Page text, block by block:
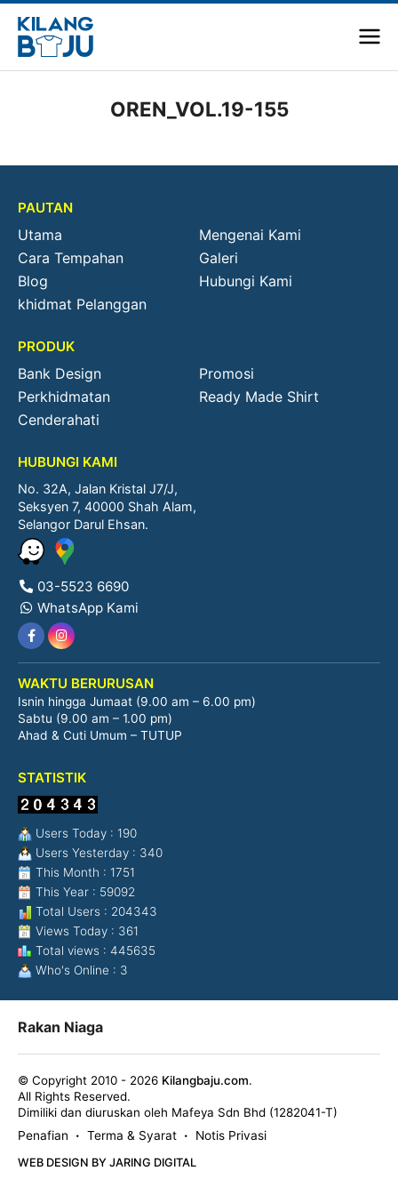
OREN_VOL.19-155
PAUTAN
Utama
Mengenai Kami
Cara Tempahan
Galeri
Blog
Hubungi Kami
khidmat Pelanggan
PRODUK
Bank Design
Promosi
Perkhidmatan
Ready Made Shirt
Cenderahati
HUBUNGI KAMI
No. 32A, Jalan Kristal J7/J,
Seksyen 7, 40000 Shah Alam,
Selangor Darul Ehsan.
03-5523 6690
WhatsApp Kami
WAKTU BERURUSAN
Isnin hingga Jumaat (9.00 am – 6.00 pm)
Sabtu (9.00 am – 1.00 pm)
Ahad & Cuti Umum – TUTUP
STATISTIK
Users Today : 190
Users Yesterday : 340
This Month : 1751
This Year : 59092
Total Users : 204343
Views Today : 361
Total views : 445635
Who's Online : 3
Rakan Niaga
© Copyright 2010 - 2026 Kilangbaju.com.
All Rights Reserved.
Dimiliki dan diuruskan oleh Mafeya Sdn Bhd (1282041-T)
Penafian
• Terma & Syarat • Notis Privasi
WEB DESIGN BY JARING DIGITAL